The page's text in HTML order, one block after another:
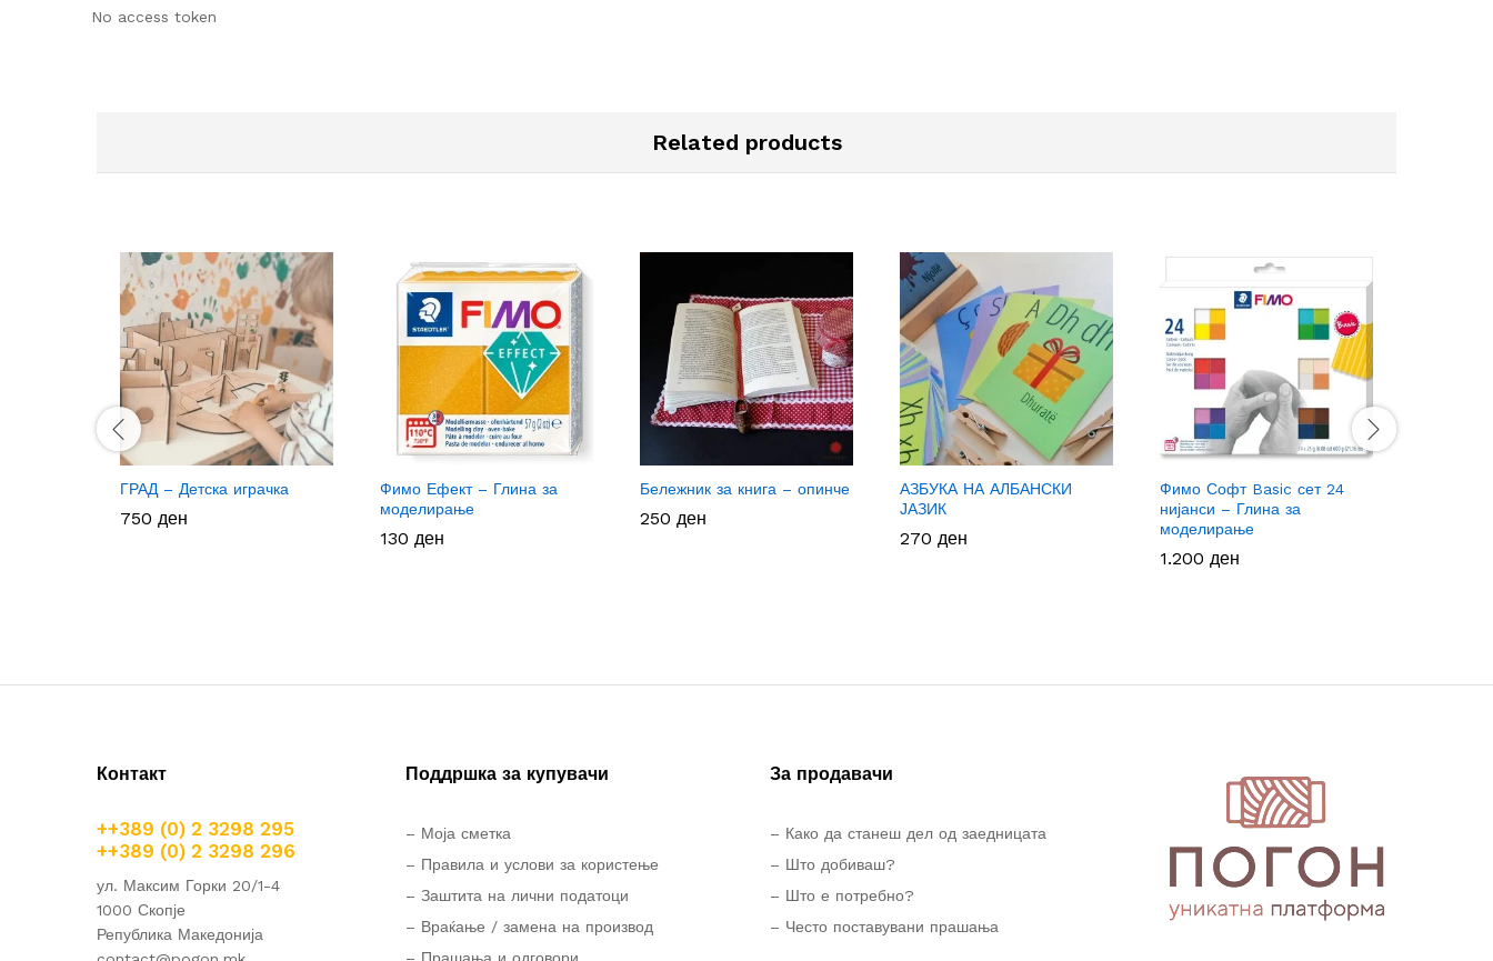
No access token
Related products
ГРАД – Детска играчка
750 ден
750 ден
Фимо Ефект – Глина за
моделирање
130 ден
130 ден
Бележник за книга – опинче
250 ден
250 ден
АЗБУКА НА АЛБАНСКИ
ЈАЗИК
270 ден
270 ден
Фимо Софт Basic сет 24
нијанси – Глина за
моделирање
1.200 ден
1.200 ден
Контакт
++389 (0) 2 3298 295
++389 (0) 2 3298 296
ул. Максим Горки 20/1-4
1000 Скопје
Република Македонија
Поддршка за купувачи
– Моја сметка
– Правила и услови за користење
– Заштита на лични податоци
– Враќање / замена на производ
За продавачи
– Како да станеш дел од заедницата
– Што добиваш?
– Што е потребно?
– Често поставувани прашања